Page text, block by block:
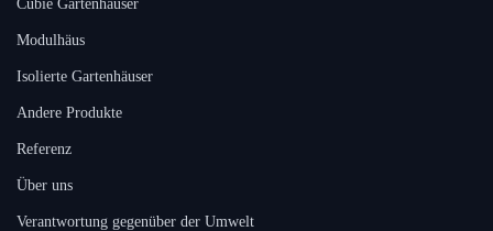
Cubie Gartenhäuser
Modulhäus
Isolierte Gartenhäuser
Andere Produkte
Referenz
Über uns
Verantwortung gegenüber der Umwelt